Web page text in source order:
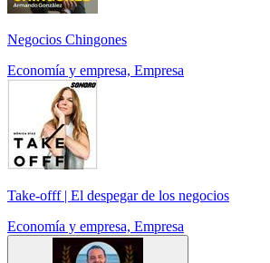
Negocios Chingones
Economía y empresa, Empresa
Take-offf | El despegar de los negocios
Economía y empresa, Empresa